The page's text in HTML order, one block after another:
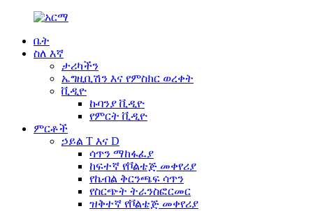
ቤት
ስለ እኛ
ታሪካችን
ኤግዚቢሽን እና የምስክር ወረቀት
ቪዲዮ
ኩባንያ ቪዲዮ
የምርት ቪዲዮ
ምርቶች
ኃይል T እና D
ሳጥን ማከፋፈያ
ከፍተኛ የቮልቴጅ መቀየሪያ
የኬብል ቅርንጫፍ ሳጥን
የስርጭት ትራንስፎርመር
ዝቅተኛ የቮልቴጅ መቀየሪያ